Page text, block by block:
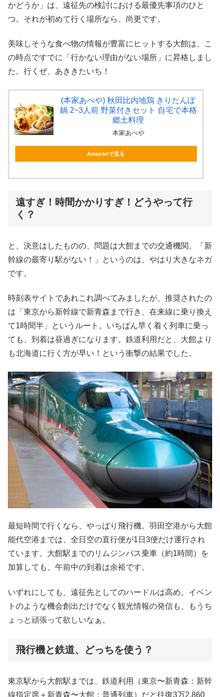
かどうか」は、遠征先の検討における最優先事項のひと
つ。それが初めて行く場所なら、尚更です。
美味しそうな食べ物の情報が豊富にヒットする大館は、こ
の時点ですでに「行かない理由がない場所」に昇格しまし
た。行くぜ、あききたいち！
(本家あべや) 秋田比内地鶏 きりたんぽ
鍋 2~3人前 野菜付きセット 自宅で本格
郷土料理
本家あべや
Amazonで見る
遠すぎ！時間かかりすぎ！どうやって行
く？
と、決意はしたものの、問題は大館までの交通機関。「新
幹線の最寄り駅がない！」というのは、やはり大きなネガ
です。
時刻表サイトであれこれ調べてみましたが、推奨されたの
は「東京から新幹線で新青森まで行き、在来線に乗り換え
て1時間半」というルート。いちばん早く着く列車に乗っ
ても、到着は昼過ぎになります。鉄道利用だと、大館より
も北海道に行く方が早い！という衝撃の結果でした。
最短時間で行くなら、やっぱり飛行機。羽田空港から大館
能代空港までは、全日空の直行便が1日3便だけ運行され
ています。大館駅までのリムジンバス乗車（約1時間）を
加算しても、午前中の到着は余裕です。
いずれにしても、遠征先としてのハードルは高め。イベン
トのような機会創出だけでなく観光情報の発信も、もうち
ょっと頑張って欲しいなぁ。
飛行機と鉄道、どっちを使う？
東京駅から大館駅までは、鉄道利用（東京〜新青森：新幹
線指定席＋新青森〜大館：普通列車）だと往復3万2,860